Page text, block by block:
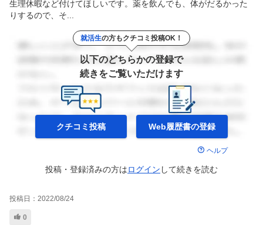
生理休暇など付けてほしいです。薬を飲んでも、体がだるかった
りするので、そ...
就活生の方もクチコミ投稿OK！
以下のどちらかの登録で
続きをご覧いただけます
クチコミ投稿 Web履歴書の登録
ヘルプ
投稿・登録済みの方はログイン して続きを読む
投稿日： 2022/08/24
0